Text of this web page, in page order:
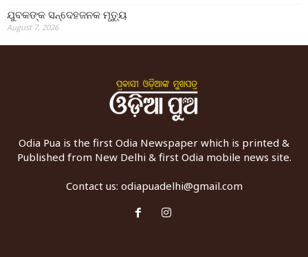
ଯୁବକଙ୍କ ସନ୍ଦେହଜନକ ମୃତ୍ୟୁ
August 7, 2026
Odia Pua is the first Odia Newspaper which is printed &
Published from New Delhi & first Odia mobile news site.
Contact us: odiapuadelhi@gmail.com